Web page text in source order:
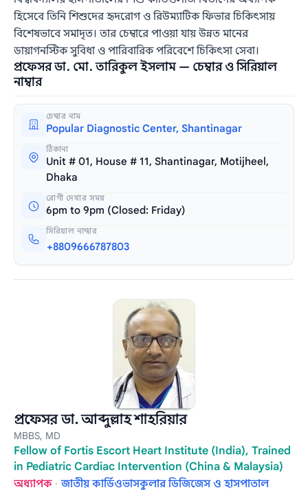
হিসেবে তিনি শিশুদের হৃদরোগ ও রিউম্যাটিক ফিভার চিকিৎসায়
বিশেষভাবে সমাদৃত। তার চেম্বারে পাওয়া যায় উন্নত মানের
ডায়াগনস্টিক সুবিধা ও পারিবারিক পরিবেশে চিকিৎসা সেবা।
প্রফেসর ডা. মো. তারিকুল ইসলাম — চেম্বার ও সিরিয়াল
নাম্বার
চেম্বার নাম
Popular Diagnostic Center, Shantinagar
ঠিকানা
Unit # 01, House # 11, Shantinagar, Motijheel,
Dhaka
রোগী দেখার সময়
6pm to 9pm (Closed: Friday)
সিরিয়াল নাম্বার
+8809666787803
প্রফেসর ডা. আব্দুল্লাহ শাহরিয়ার
MBBS, MD
Fellow of Fortis Escort Heart Institute (India), Trained
in Pediatric Cardiac Intervention (China & Malaysia)
অধ্যাপক ·জাতীয় কার্ডিওভাসকুলার ডিজিজেস ও হাসপাতাল